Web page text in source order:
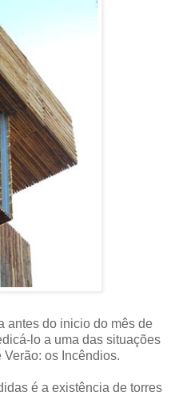
antes do inicio do mês de
lo a uma das situações
os Incêndios.
é a existência de torres